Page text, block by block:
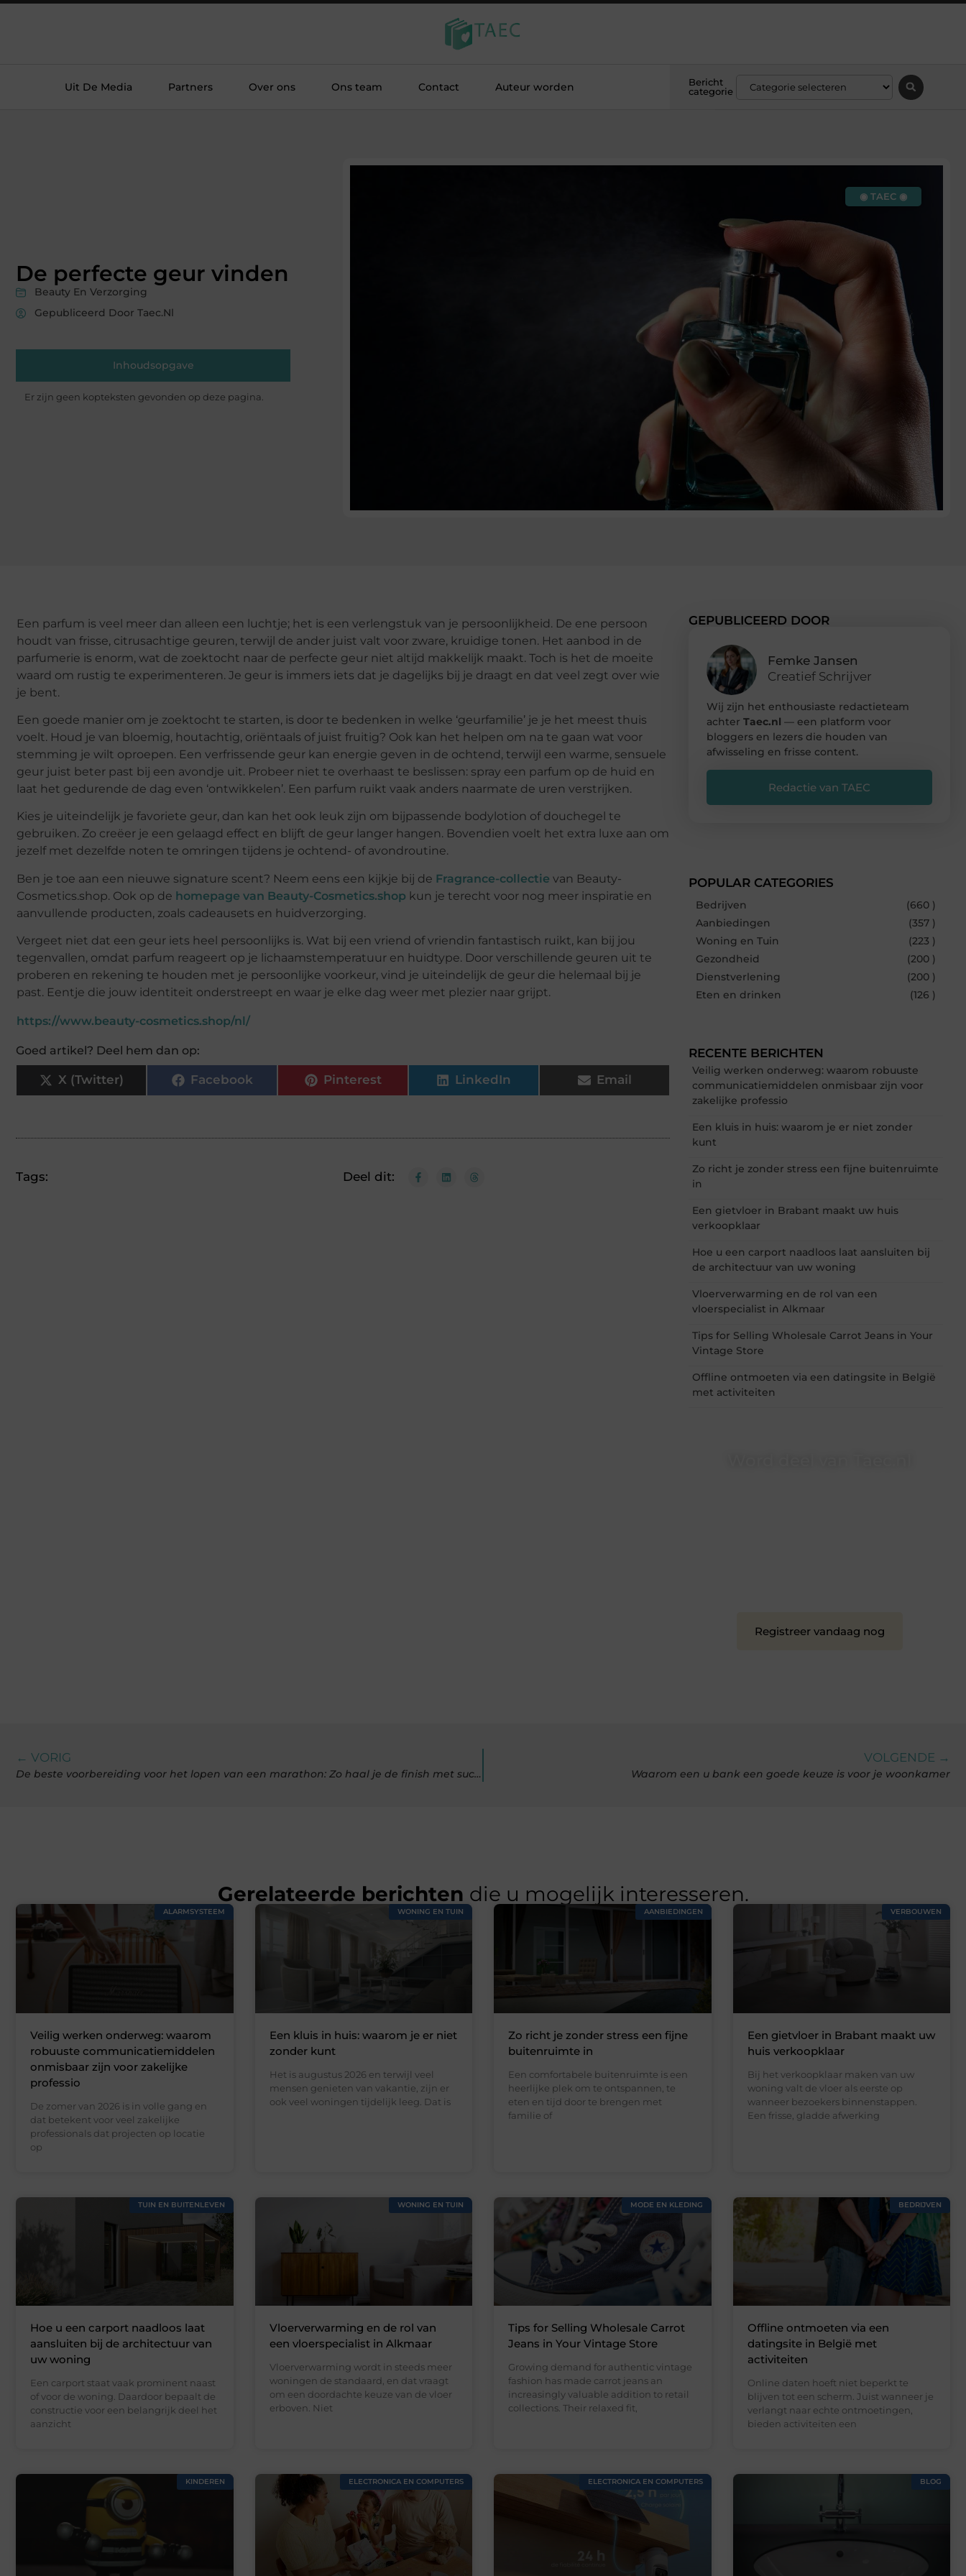
Uit De Media Partners Over ons Ons team Contact Auteur worden
Bericht
categorie
De perfecte geur vinden
Beauty En Verzorging
Gepubliceerd Door Taec.nl
Inhoudsopgave
Er zijn geen kopteksten gevonden op deze pagina.
◉ TAEC ◉
Een parfum is veel meer dan alleen een luchtje; het is een verlengstuk van je persoonlijkheid. De ene persoon
houdt van frisse, citrusachtige geuren, terwijl de ander juist valt voor zware, kruidige tonen. Het aanbod in de
parfumerie is enorm, wat de zoektocht naar de perfecte geur niet altijd makkelijk maakt. Toch is het de moeite
waard om rustig te experimenteren. Je geur is immers iets dat je dagelijks bij je draagt en dat veel zegt over wie
je bent.
Een goede manier om je zoektocht te starten, is door te bedenken in welke ‘geurfamilie’ je je het meest thuis
voelt. Houd je van bloemig, houtachtig, oriëntaals of juist fruitig? Ook kan het helpen om na te gaan wat voor
stemming je wilt oproepen. Een verfrissende geur kan energie geven in de ochtend, terwijl een warme, sensuele
geur juist beter past bij een avondje uit. Probeer niet te overhaast te beslissen: spray een parfum op de huid en
laat het gedurende de dag even ‘ontwikkelen’. Een parfum ruikt vaak anders naarmate de uren verstrijken.
Kies je uiteindelijk je favoriete geur, dan kan het ook leuk zijn om bijpassende bodylotion of douchegel te
gebruiken. Zo creëer je een gelaagd effect en blijft de geur langer hangen. Bovendien voelt het extra luxe aan om
jezelf met dezelfde noten te omringen tijdens je ochtend- of avondroutine.
Ben je toe aan een nieuwe signature scent? Neem eens een kijkje bij de Fragrance-collectie van Beauty-
Cosmetics.shop. Ook op de homepage van Beauty-Cosmetics.shop kun je terecht voor nog meer inspiratie en
aanvullende producten, zoals cadeausets en huidverzorging.
Vergeet niet dat een geur iets heel persoonlijks is. Wat bij een vriend of vriendin fantastisch ruikt, kan bij jou
tegenvallen, omdat parfum reageert op je lichaamstemperatuur en huidtype. Door verschillende geuren uit te
proberen en rekening te houden met je persoonlijke voorkeur, vind je uiteindelijk de geur die helemaal bij je
past. Eentje die jouw identiteit onderstreept en waar je elke dag weer met plezier naar grijpt.
https://www.beauty-cosmetics.shop/nl/
Goed artikel? Deel hem dan op:
X (Twitter) Facebook Pinterest LinkedIn Email
Tags: Deel dit:
GEPUBLICEERD DOOR
Femke Jansen
Creatief Schrijver
Wij zijn het enthousiaste redactieteam
achter Taec.nl — een platform voor
bloggers en lezers die houden van
afwisseling en frisse content.
Redactie van TAEC
POPULAR CATEGORIES
Bedrijven
(660 )
Aanbiedingen
(357 )
Woning en Tuin
(223 )
Gezondheid
(200 )
Dienstverlening
(200 )
Eten en drinken
(126 )
RECENTE BERICHTEN
Veilig werken onderweg: waarom robuuste
communicatiemiddelen onmisbaar zijn voor
zakelijke professio
Een kluis in huis: waarom je er niet zonder
kunt
Zo richt je zonder stress een fijne buitenruimte
in
Een gietvloer in Brabant maakt uw huis
verkoopklaar
Hoe u een carport naadloos laat aansluiten bij
de architectuur van uw woning
Vloerverwarming en de rol van een
vloerspecialist in Alkmaar
Tips for Selling Wholesale Carrot Jeans in Your
Vintage Store
Offline ontmoeten via een datingsite in België
met activiteiten
Registreer vandaag nog
← VORIG
De beste voorbereiding voor het lopen van een marathon: Zo haal je de finish met succes
VOLGENDE →
Waarom een u bank een goede keuze is voor je woonkamer
Gerelateerde berichten die u mogelijk interesseren.
ALARMSYSTEEM
Veilig werken onderweg: waarom
robuuste communicatiemiddelen
onmisbaar zijn voor zakelijke
professio
De zomer van 2026 is in volle gang en
dat betekent voor veel zakelijke
professionals dat projecten op locatie
op
WONING EN TUIN
Een kluis in huis: waarom je er niet
zonder kunt
Het is augustus 2026 en terwijl veel
mensen genieten van vakantie, zijn er
ook veel woningen tijdelijk leeg. Dat is
AANBIEDINGEN
Zo richt je zonder stress een fijne
buitenruimte in
Een comfortabele buitenruimte is een
heerlijke plek om te ontspannen, te
eten en tijd door te brengen met
familie of
VERBOUWEN
Een gietvloer in Brabant maakt uw
huis verkoopklaar
Bij het verkoopklaar maken van uw
woning valt de vloer als eerste op
wanneer bezoekers binnenstappen.
Een frisse, gladde afwerking
TUIN EN BUITENLEVEN
Hoe u een carport naadloos laat
aansluiten bij de architectuur van
uw woning
Een carport staat vaak prominent naast
of voor de woning. Daardoor bepaalt de
constructie voor een belangrijk deel het
aanzicht
WONING EN TUIN
Vloerverwarming en de rol van
een vloerspecialist in Alkmaar
Vloerverwarming wordt in steeds meer
woningen de standaard, en dat vraagt
om een doordachte keuze van de vloer
erboven. Niet
MODE EN KLEDING
Tips for Selling Wholesale Carrot
Jeans in Your Vintage Store
Growing demand for authentic vintage
fashion has made carrot jeans an
increasingly valuable addition to retail
collections. Their relaxed fit,
BEDRIJVEN
Offline ontmoeten via een
datingsite in België met
activiteiten
Online daten hoeft niet beperkt te
blijven tot een scherm. Juist wanneer je
verlangt naar echte ontmoetingen,
bieden activiteiten een
KINDEREN ELECTRONICA EN COMPUTERS ELECTRONICA EN COMPUTERS BLOG